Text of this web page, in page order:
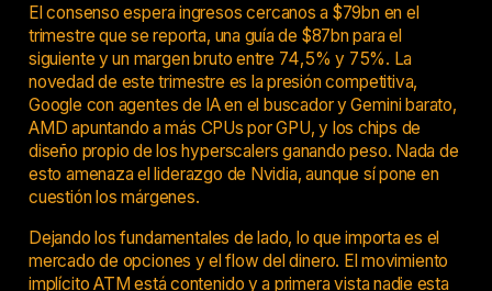
El consenso espera ingresos cercanos a $79bn en el
trimestre que se reporta, una guía de $87bn para el
siguiente y un margen bruto entre 74,5% y 75%. La
novedad de este trimestre es la presión competitiva,
Google con agentes de IA en el buscador y Gemini barato,
AMD apuntando a más CPUs por GPU, y los chips de
diseño propio de los hyperscalers ganando peso. Nada de
esto amenaza el liderazgo de Nvidia, aunque sí pone en
cuestión los márgenes.
Dejando los fundamentales de lado, lo que importa es el
mercado de opciones y el flow del dinero. El movimiento
implícito ATM está contenido y a primera vista nadie esta